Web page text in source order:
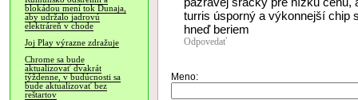
blokádou mení tok Dunaja,
aby udržalo jadrovú
elektráreň v chode
Joj Play výrazne zdražuje
Chrome sa bude
aktualizovať dvakrát
týždenne, v budúcnosti sa
bude aktualizovať bez
reštartov
turris úsporný a výkonnejší chip
hneď beriem
Odpovedať
Meno: